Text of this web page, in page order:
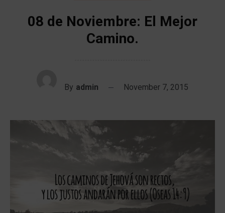
08 de Noviembre: El Mejor
Camino.
By admin November 7, 2015